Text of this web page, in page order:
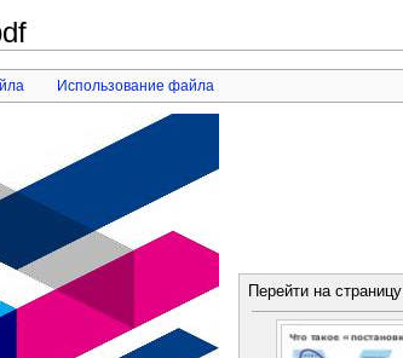
Использование файла
Перейти на страницу